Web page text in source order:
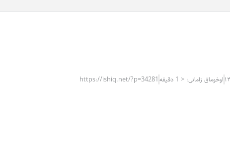
اوخوماق زامانی: < 1 دقیقه https://ishiq.net/?p=34281